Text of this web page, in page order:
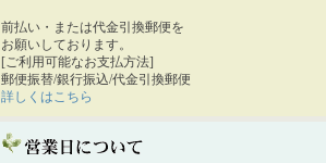
前払い・または代金引換郵便を
お願いしております。
[ご利用可能なお支払方法]
郵便振替/銀行振込/代金引換郵便
詳しくはこちら